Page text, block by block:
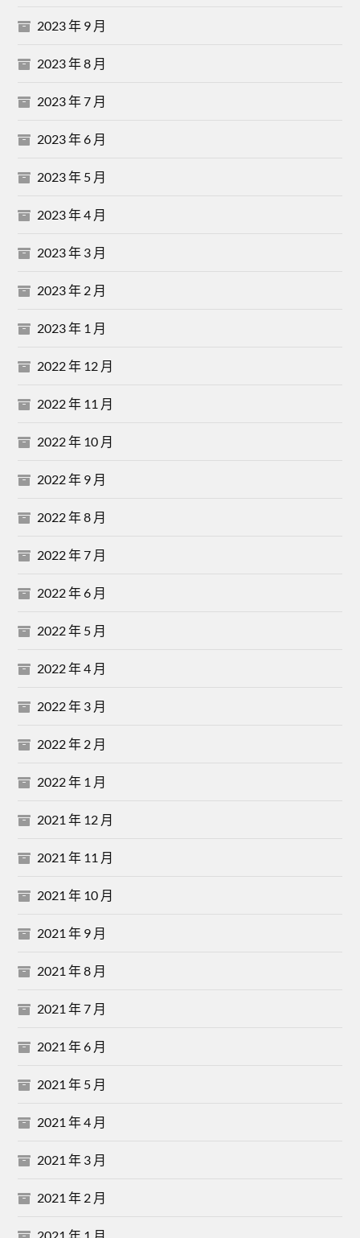
2023 年 9 月
2023 年 8 月
2023 年 7 月
2023 年 6 月
2023 年 5 月
2023 年 4 月
2023 年 3 月
2023 年 2 月
2023 年 1 月
2022 年 12 月
2022 年 11 月
2022 年 10 月
2022 年 9 月
2022 年 8 月
2022 年 7 月
2022 年 6 月
2022 年 5 月
2022 年 4 月
2022 年 3 月
2022 年 2 月
2022 年 1 月
2021 年 12 月
2021 年 11 月
2021 年 10 月
2021 年 9 月
2021 年 8 月
2021 年 7 月
2021 年 6 月
2021 年 5 月
2021 年 4 月
2021 年 3 月
2021 年 2 月